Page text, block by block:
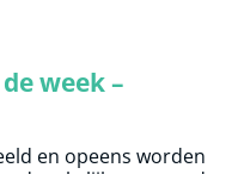
week –
en opeens worden